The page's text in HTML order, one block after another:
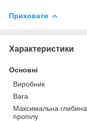
Приховати
Характеристики
Основні
Виробник
Вага
Максимальна глибина
пропілу